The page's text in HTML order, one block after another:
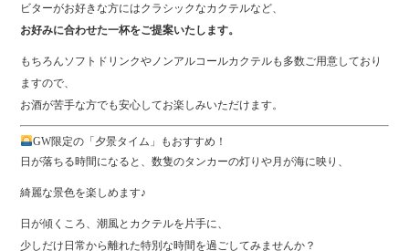
ビターがお好きな方にはクラシックなカクテルなど、
お好みに合わせた一杯をご提案いたします。
もちろんソフトドリンクやノンアルコールカクテルも多数ご用意しており
ますので、
お酒が苦手な方でも安心してお楽しみいただけます。
GW限定の「夕景タイム」もおすすめ！
日が落ちる時間になると、数隻のタンカーの灯りや月が海に映り、
綺麗な景色を楽しめます♪
日が傾くころ、潮風とカクテルを片手に、
少しだけ日常から離れた特別な時間を過ごしてみませんか？